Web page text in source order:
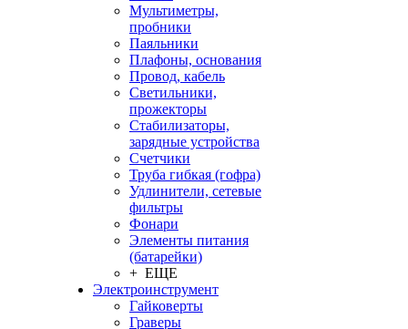
Мультиметры,
пробники
Паяльники
Плафоны, основания
Провод, кабель
Светильники,
прожекторы
Стабилизаторы,
зарядные устройства
Счетчики
Труба гибкая (гофра)
Удлинители, сетевые
фильтры
Фонари
Элементы питания
(батарейки)
+ ЕЩЕ
Электроинструмент
Гайковерты
Граверы